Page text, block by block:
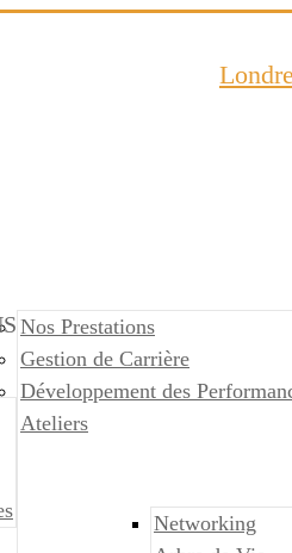
Nos Prestations
Gestion de Carrière
Développement des
Ateliers
Networking